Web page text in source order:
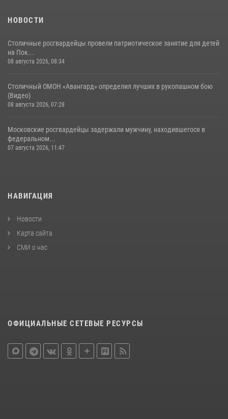
НОВОСТИ
Столичные росгвардейцы провели патриотическое занятие для детей
на Пок...
08 августа 2026, 08:34
Столичный ОМОН «Авангард» определил лучших в рукопашном бою
(Видео)
08 августа 2026, 07:28
Московские росгвардейцы задержали мужчину, находившегося в
федеральном...
07 августа 2026, 11:47
НАВИГАЦИЯ
Новости
Карта сайта
СМИ о нас
ОФИЦИАЛЬНЫЕ СЕТЕВЫЕ РЕСУРСЫ